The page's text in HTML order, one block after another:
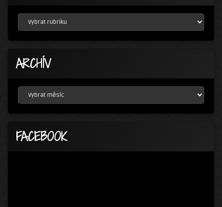
RUBRIKY
ARCHÍV
ARCHÍV
FACEBOOK